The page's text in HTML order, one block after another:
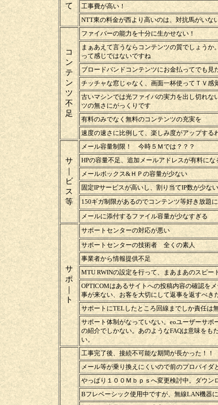
て
工事費が高い！
NTT東の料金が西より高いのは、対抗馬がいな
コ
ン
テ
ン
ツ
不
足
ファイバーの能力を十分に生かせない！
まぁあえて言うならコンテンツの質でしょう
って感じではないですね
ブロードバンドコンテンツにお金払ってでも見
チッチャな窓じゃなく、画面一杯使ってＴＶ感
古いマシンでは光ファイバの実力を出し切れ
ツの無さにがっくりです
有料のみでなく無料のコンテンツの充実を
速度の速さに比例して、楽しみ度がアップす
サ
｜
ビ
ス
等
メール容量制限！ 今時５Ｍでは？？？
HPの容量不足、追加メールアドレスが有料にな
メールボックス&ＨＰの容量が少ない
固定IPサービスが高いし、割り当てIP数が少ない
150ギガ制限があるのでコンテンツ等好き放題
メールに添付するファイル容量が少なすぎる
サ
ポ
｜
ト
サポートセンターの対応が悪い
サポートセンターの技術者 全くの素人
事業者から情報提供不足
MTU RWINの設定を行って、まあまあのスピ
OPTICOMはあるサイトへの投稿内容の確認を
事が来ない、お客を大切にして返事を返すべき
サポートにTELしたところ回線までしか責任は
サポート体制がなっていない。eoユーザーサ
の紹介でしかない。あのようなFAQは意味を
い。
工事完了後、接続不可能な期間が長かった！！
メール等が乗り換えにくいので前のプロバイダ
やっぱり１００Ｍｂｐｓへ変更検討中。ダウ
Bフレベーシック使用中ですが、無線LAN機器